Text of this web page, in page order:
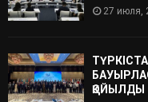
27 июля,
ҚОЙЫЛДЫ